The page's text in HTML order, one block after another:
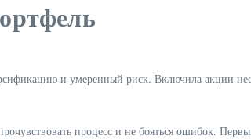
и умеренный риск. Включила акции
процесс и не бояться ошибок.